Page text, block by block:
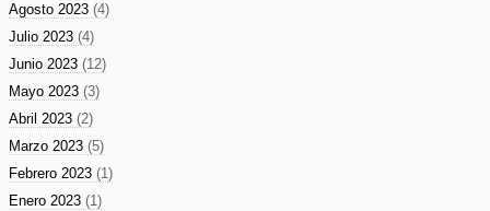
Agosto 2023 (4)
Julio 2023 (4)
Junio 2023 (12)
Mayo 2023 (3)
Abril 2023 (2)
Marzo 2023 (5)
Febrero 2023 (1)
Enero 2023 (1)